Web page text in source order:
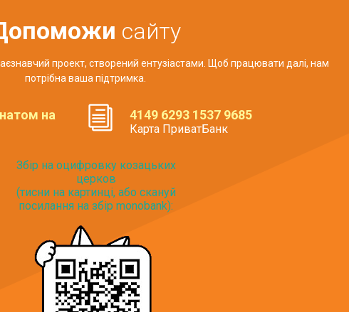
сайту
проект, створений ентузіастами. Щоб працювати далі, нам
потрібна ваша підтримка.
на
4149 6293 1537 9685
Карта ПриватБанк
Збір на оцифровку козацьких
церков
(тисни на картинці, або скануй
посилання на збір monobank):